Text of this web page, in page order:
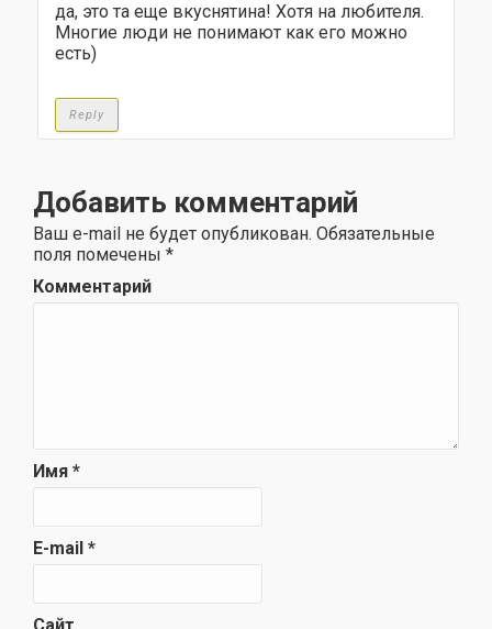
да, это та еще вкуснятина! Хотя на любителя.
Многие люди не понимают как его можно
есть)
Reply
Добавить комментарий
Ваш e-mail не будет опубликован. Обязательные
поля помечены *
Комментарий
Имя *
E-mail *